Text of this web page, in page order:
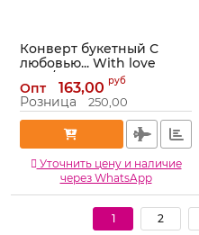
Конверт букетный С
любовью... With love
10шт/уп 9670629
Артикул: 9670629
Опт 163,00 руб
Розница 250,00
Уточнить цену и наличие
через WhatsApp
1 2